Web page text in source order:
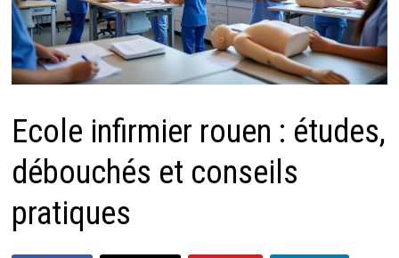
Ecole infirmier rouen : études,
débouchés et conseils
pratiques